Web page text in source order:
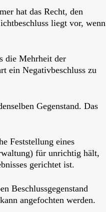
hat das Recht, den
liegt vor, wenn
die Mehrheit der
ein Negativbeschluss zu
Gegenstand. Das
Feststellung eines
für unrichtig hält,
gerichtet ist.
Beschlussgegenstand
angefochten werden.